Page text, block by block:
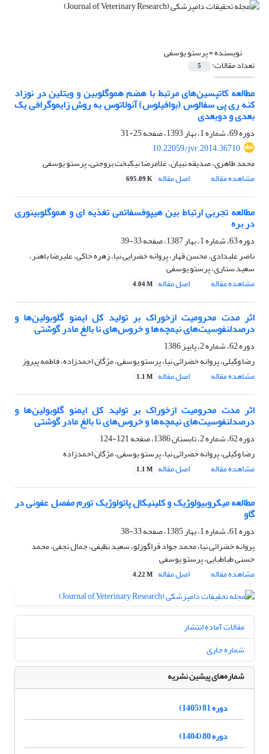
نویسنده =پرستو یوسفی
تعداد مقالات: 5
مطالعه کاتپسین‌های مرتبط با هضم هموگلوبین و ویتلین در نوزاد
کنه ری پی سفالوس (بوافیلوس) آنولاتوس‌ ‌به روش زایموگرافی یک
بعدی و دوبعدی
دوره 69، شماره 1، بهار 1393، صفحه
25-31
10.22059/jvr.2014.36710
محمد طاهری، صدیقه نبیان، غلامرضا نیکبخت بروجنی، پرستو یوسفی
مشاهده مقاله
اصل مقاله 695.09 K
مطالعه تجربی ارتباط بین هیپوفسفاتمی تغذیه ای و هموگلوبینوری
در بره
دوره 63، شماره 1، بهار 1387، صفحه
33-39
ناصر علیدادی، محسن قهار، پروانه خضرایی نیا، زهره خاکی، علیرضا باهنر،
سعید ستاری، پرستو یوسفی
مشاهده مقاله
اصل مقاله 4.04 M
اثر مدت محرومیت ازخوراک بر تولید کل ایمنو گلوبولین‌ها و
درصدلنفوسیت‌های نیمچه‌ها و خروس‌های نا بالغ مادر گوشتی
دوره 62، شماره 2، پاییز 1386
رضا وکیلی، پروانه خضرائی نیا، پرستو یوسفی، مژگان احمدزاده، فاطمه پیروز
مشاهده مقاله
اصل مقاله 1.1 M
اثر مدت محرومیت ازخوراک بر تولید کل ایمنو گلوبولین‌ها و
درصدلنفوسیت‌های نیمچه‌ها و خروس‌های نا بالغ مادر گوشتی
دوره 62، شماره 2، تابستان 1386، صفحه
121-124
رضا وکیلی، پروانه خضرائی نیا، پرستو یوسفی، مژگان احمدزاده
مشاهده مقاله
اصل مقاله 1.1 M
مطالعه میکروبیولوژیک و کلینیکال پاتولوژیک تورم مفصل عفونی در
گاو
دوره 61، شماره 1، بهار 1385، صفحه
33-38
پروانه خضرائی نیا، محمد جواد قراگوزلو، سعید نظیفی، جمال نجفی، محمد
حسنی طباطبایی، پرستو یوسفی
مشاهده مقاله
اصل مقاله 4.22 M
مقالات آماده انتشار
شماره جاری
شماره‌های پیشین نشریه
دوره 81 (1405)
دوره 80 (1404)